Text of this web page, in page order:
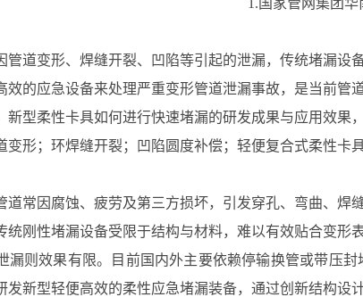
1.国家管网集团
管道变形、焊缝开裂、凹陷等引起的泄漏，传统堵漏
效的应急设备来处理严重变形管道泄漏事故，是当前
新型柔性卡具如何进行快速堵漏的研发成果与应用效果
变形；环焊缝开裂；凹陷圆度补偿；轻便复合式柔性卡
道常因腐蚀、疲劳及第三方损坏，引发穿孔、弯曲、
统刚性堵漏设备受限于结构与材料，难以有效贴合变
漏则效果有限。目前国内外主要依赖停输换管或带压
发新型轻便高效的柔性应急堵漏装备，通过创新结构